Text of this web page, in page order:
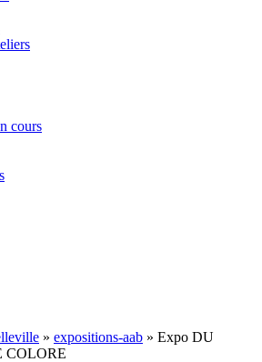
cours
» expositions-aab » Expo DU
COLORE